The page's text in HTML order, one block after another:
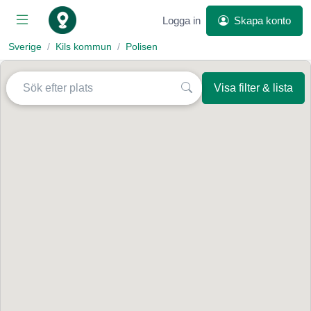
Logga in Skapa konto
Sverige Kils kommun Polisen
Visa filter & lista